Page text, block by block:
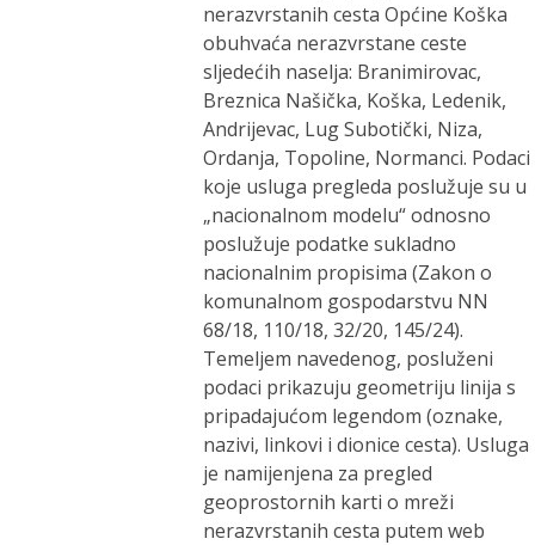
nerazvrstanih cesta Općine Koška
obuhvaća nerazvrstane ceste
sljedećih naselja: Branimirovac,
Breznica Našička, Koška, Ledenik,
Andrijevac, Lug Subotički, Niza,
Ordanja, Topoline, Normanci. Podaci
koje usluga pregleda poslužuje su u
„nacionalnom modelu“ odnosno
poslužuje podatke sukladno
nacionalnim propisima (Zakon o
komunalnom gospodarstvu NN
68/18, 110/18, 32/20, 145/24).
Temeljem navedenog, posluženi
podaci prikazuju geometriju linija s
pripadajućom legendom (oznake,
nazivi, linkovi i dionice cesta). Usluga
je namijenjena za pregled
geoprostornih karti o mreži
nerazvrstanih cesta putem web